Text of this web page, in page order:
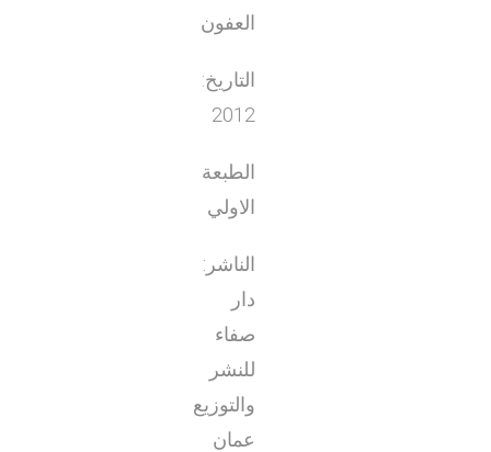
العفون
التاريخ:
2012
الطبعة
الاولي
الناشر:
دار
صفاء
للنشر
والتوزيع
عمان